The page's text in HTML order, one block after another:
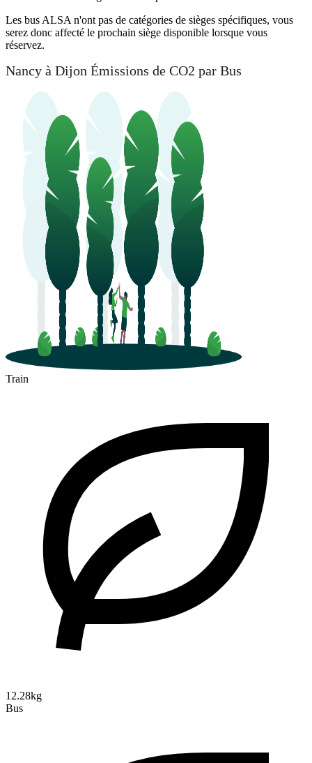
Les bus ALSA n'ont pas de catégories de sièges spécifiques, vous
serez donc affecté le prochain siège disponible lorsque vous
réservez.
Nancy à Dijon Émissions de CO2 par Bus
Train
12.28kg
Bus